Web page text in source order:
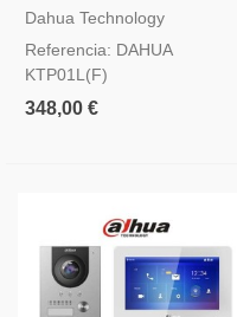
Videoportero IP Y SIP Dahua
Dahua Technology
Referencia: DAHUA
KTP01L(F)
348,00 €